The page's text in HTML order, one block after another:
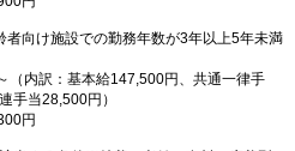
者向け施設での勤務年数が3年以上5年未満
（内訳：基本給147,500円、共通一律手
手当28,500円）
円